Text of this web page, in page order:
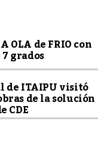
OLA de FRIO con
grados
de ITAIPU visitó
de la solución
CDE